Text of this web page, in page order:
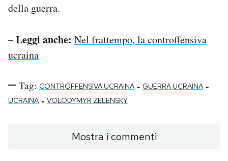
della guerra.
– Leggi anche: Nel frattempo, la controffensiva
ucraina
Tag: CONTROFFENSIVA UCRAINA - GUERRA UCRAINA -
UCRAINA - VOLODYMYR ZELENSKY
Mostra i commenti